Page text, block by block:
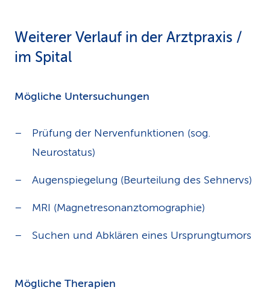
Weiterer Verlauf in der Arztpraxis /
im Spital
Mögliche Untersuchungen
Prüfung der Nervenfunktionen (sog.
Neurostatus)
Augenspiegelung (Beurteilung des Sehnervs)
MRI (Magnetresonanztomographie)
Suchen und Abklären eines Ursprungtumors
Mögliche Therapien